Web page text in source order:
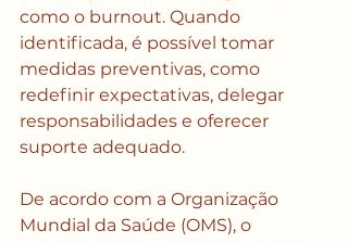
como o burnout. Quando
identificada, é possível tomar
medidas preventivas, como
redefinir expectativas, delegar
responsabilidades e oferecer
suporte adequado.
De acordo com a Organização
Mundial da Saúde (OMS), o